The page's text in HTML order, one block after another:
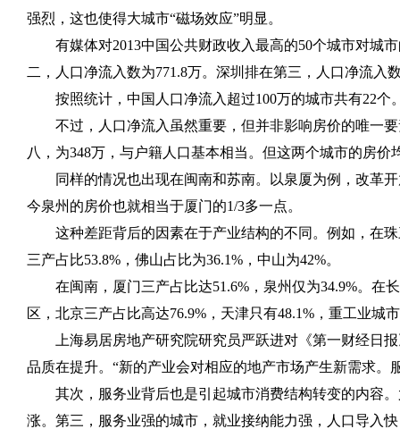
强烈，这也使得大城市“磁场效应”明显。
有媒体对2013中国公共财政收入最高的50个城市对城
二，人口净流入数为771.8万。深圳排在第三，人口净流入
按照统计，中国人口净流入超过100万的城市共有22个
不过，人口净流入虽然重要，但并非影响房价的唯一
八，为348万，与户籍人口基本相当。但这两个城市的房
同样的情况也出现在闽南和苏南。以泉厦为例，改革
今泉州的房价也就相当于厦门的1/3多一点。
这种差距背后的因素在于产业结构的不同。例如，在
三产占比53.8% ，佛山占比为36.1% ，中山为42%。
在闽南，厦门三产占比达51.6% ，泉州仅为34.9%。在
区，北京三产占比高达76.9% ，天津只有48.1% ，重工业城
上海易居房地产研究院研究员严跃进对《第一财经日
品质在提升。“新的产业会对相应的地产市场产生新需求
其次，服务业背后也是引起城市消费结构转变的内容
涨。第三，服务业强的城市，就业接纳能力强，人口导入